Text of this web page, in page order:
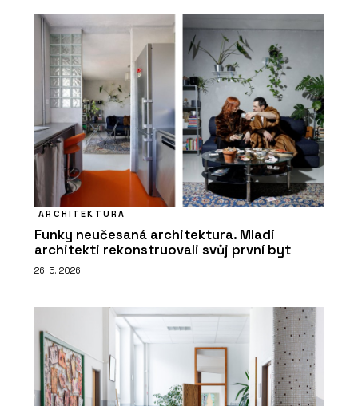
ARCHITEKTURA
Funky neučesaná architektura. Mladí
architekti rekonstruovali svůj první byt
26. 5. 2026